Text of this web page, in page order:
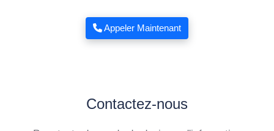
Appeler Maintenant
Contactez-nous